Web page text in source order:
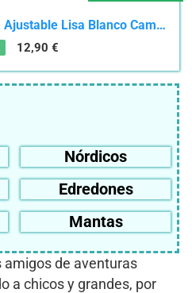
Sábana Bajera Ajustable Lisa Blanco Cama 90 cm - 90x190/200 cm, 100% algodón.
12,90 €
Nórdicos
Edredones
Mantas
amigos de aventuras
a chicos y grandes, por